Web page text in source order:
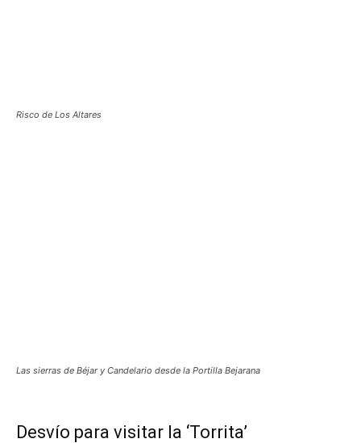
Risco de Los Altares
Las sierras de Béjar y Candelario desde la Portilla Bejarana
Desvío para visitar la ‘Torrita’